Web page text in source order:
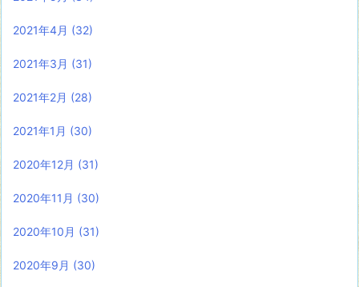
2021年4月 (32)
2021年3月 (31)
2021年2月 (28)
2021年1月 (30)
2020年12月 (31)
2020年11月 (30)
2020年10月 (31)
2020年9月 (30)